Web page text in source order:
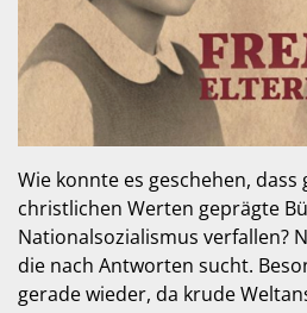
Wie konnte es geschehen, dass
christlichen Werten geprägte
Nationalsozialismus verfallen?
die nach Antworten sucht.
gerade wieder, da krude